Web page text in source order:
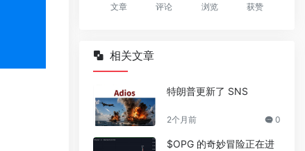
文章 评论 浏览 获赞
相关文章
特朗普更新了 SNS
2个月前 0
$OPG 的奇妙冒险正在进